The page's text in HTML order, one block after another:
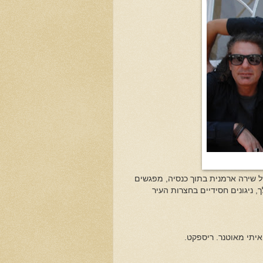
שירה ארמנית בתוך כנסיה, מפגשים
חסידיים בחצרות העיר
מאוטנר. ריספקט.